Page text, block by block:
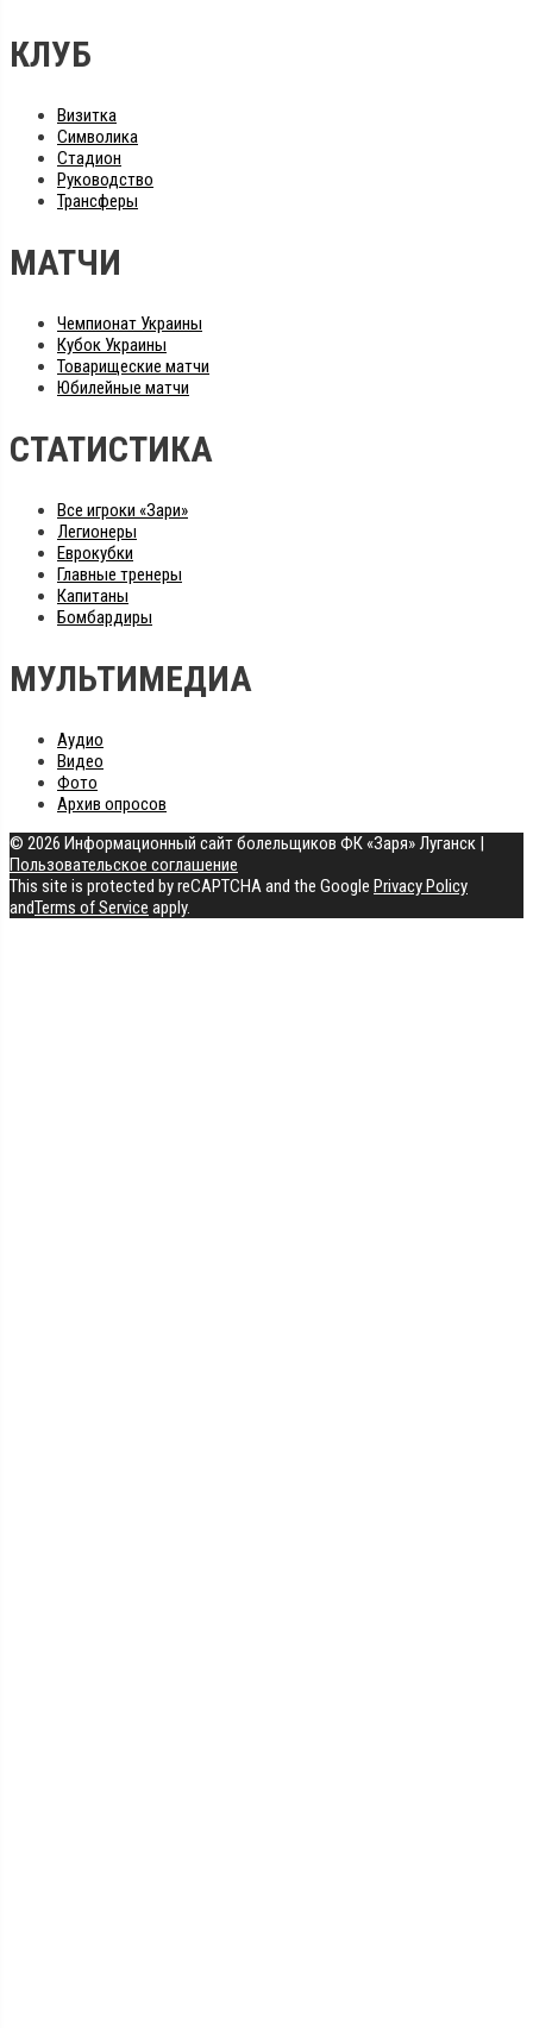
КЛУБ
Визитка
Символика
Стадион
Руководство
Трансферы
МАТЧИ
Чемпионат Украины
Кубок Украины
Товарищеские матчи
Юбилейные матчи
СТАТИСТИКА
Все игроки «Зари»
Легионеры
Еврокубки
Главные тренеры
Капитаны
Бомбардиры
МУЛЬТИМЕДИА
Аудио
Видео
Фото
Архив опросов
© 2026 Информационный сайт болельщиков ФК «Заря» Луганск |
Пользовательское соглашение
This site is protected by reCAPTCHA and the Google Privacy Policy
andTerms of Service apply.